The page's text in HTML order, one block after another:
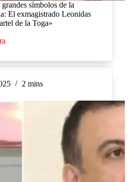
símbolos de la
El exmagistrado Leonidas
de la Toga»
2 mins